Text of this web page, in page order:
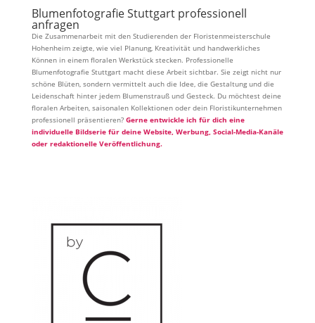
Blumenfotografie Stuttgart professionell
anfragen
Die Zusammenarbeit mit den Studierenden der Floristenmeisterschule
Hohenheim zeigte, wie viel Planung, Kreativität und handwerkliches
Können in einem floralen Werkstück stecken. Professionelle
Blumenfotografie Stuttgart macht diese Arbeit sichtbar. Sie zeigt nicht nur
schöne Blüten, sondern vermittelt auch die Idee, die Gestaltung und die
Leidenschaft hinter jedem Blumenstrauß und Gesteck. Du möchtest deine
floralen Arbeiten, saisonalen Kollektionen oder dein Floristikunternehmen
professionell präsentieren? Gerne entwickle ich für dich eine
individuelle Bildserie für deine Website, Werbung, Social-Media-Kanäle
oder redaktionelle Veröffentlichung.